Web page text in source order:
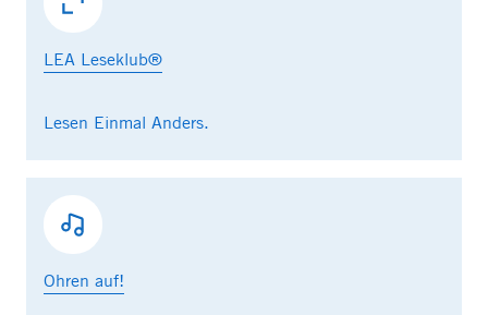
LEA Leseklub®
Lesen Einmal Anders.
Ohren auf!